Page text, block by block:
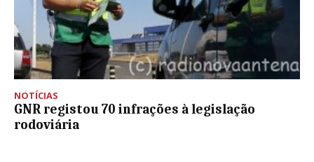
NOTÍCIAS
GNR registou 70 infrações à legislação
rodoviária